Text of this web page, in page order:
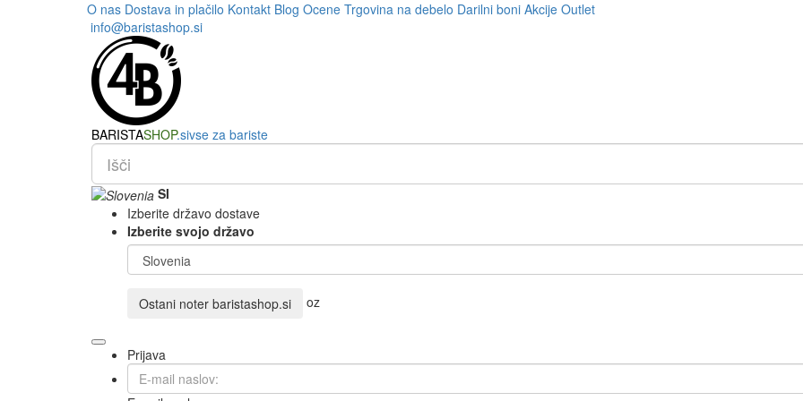
O nas Dostava in plačilo Kontakt Blog Ocene Trgovina na debelo Darilni boni Akcije Outlet
info@baristashop.si
BARISTASHOP.sivse za bariste
SI
Izberite državo dostave
Izberite svojo državo
Ostani noter baristashop.si oz
Prijava